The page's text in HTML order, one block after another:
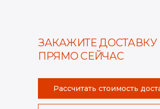
ЗАКАЖИТЕ ДОСТАВКУ
ПРЯМО СЕЙЧАС
Рассчитать стоимость